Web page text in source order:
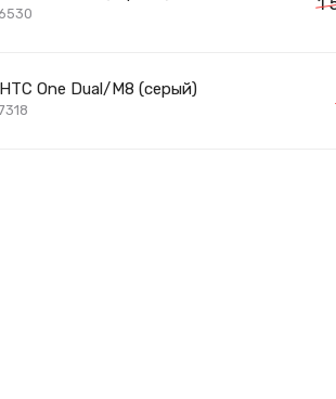
One Dual/M8 (серый)